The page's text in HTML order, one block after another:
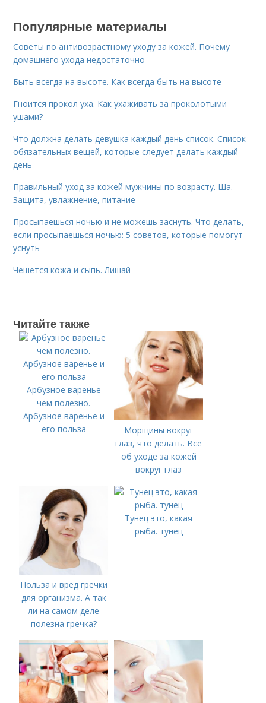
Популярные материалы
Советы по антивозрастному уходу за кожей. Почему
домашнего ухода недостаточно
Быть всегда на высоте. Как всегда быть на высоте
Гноится прокол уха. Как ухаживать за проколотыми
ушами?
Что должна делать девушка каждый день список. Список
обязательных вещей, которые следует делать каждый
день
Правильный уход за кожей мужчины по возрасту. Ша.
Защита, увлажнение, питание
Просыпаешься ночью и не можешь заснуть. Что делать,
если просыпаешься ночью: 5 советов, которые помогут
уснуть
Чешется кожа и сыпь. Лишай
Читайте также
Арбузное варенье
чем полезно.
Арбузное варенье и
его польза
Морщины вокруг
глаз, что делать. Все
об уходе за кожей
вокруг глаз
Польза и вред гречки
для организма. А так
ли на самом деле
полезна гречка?
Тунец это, какая
рыба. тунец